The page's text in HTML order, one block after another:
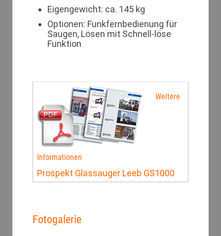
Eigengewicht: ca. 145 kg
Optionen: Funkfernbedienung für
Saugen, Lösen mit Schnell-löse
Funktion
Weitere
Informationen
Prospekt Glassauger Leeb GS1000
Fotogalerie